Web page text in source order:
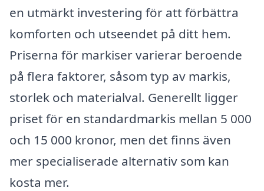
en utmärkt investering för att förbättra
komforten och utseendet på ditt hem.
Priserna för markiser varierar beroende
på flera faktorer, såsom typ av markis,
storlek och materialval. Generellt ligger
priset för en standardmarkis mellan 5 000
och 15 000 kronor, men det finns även
mer specialiserade alternativ som kan
kosta mer.